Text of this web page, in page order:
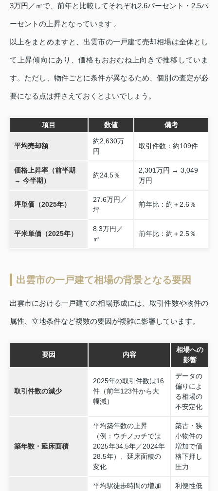
3万円／㎡で、前年と比較してそれぞれ2.6パーセント・2.5パ
ーセントの上昇となっています 。
以上をまとめますと、出雲市の一戸建て売却相場は全体とし
て上昇傾向にあり、価格もおおむね上向きで推移していま
す。ただし、物件ごとに条件が異なるため、個別の査定が必
要になる点は押さえておくとよいでしょう。
項目 数値 備考
平均売却額
約2,630万
円
取引件数：約109件
価格上昇率（前半期
→ 今半期）
約24.5％
2,301万円 → 3,049
万円
坪単価（2025年）
27.6万円／
坪
前年比：約＋2.6％
平米単価（2025年）
8.3万円／
㎡
前年比：約＋2.5％
出雲市の一戸建て相場の背景となる要因
出雲市における一戸建ての相場形成には、取引件数や物件の
属性、立地条件など複数の要因が複雑に影響しています。
要因 内容
相場への
影響
取引件数の減少
2025年の取引件数は16
件（前年123件から大
幅減）
データの
偏りによ
る相場の
不安定化
築年数・延床面積
平均築年数の上昇
（例：ウチノカチでは
2025年34.5年／2024年
28.5年）、延床面積の
変化
築古・狭
小物件の
増加で価
格下押し
圧力
平均駅徒歩時間の増加 利便性低